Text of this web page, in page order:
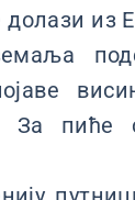
из
За пиће